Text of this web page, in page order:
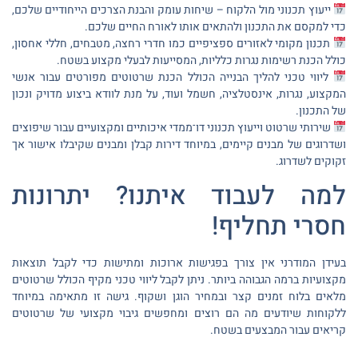
ייעוץ תכנוני מול הלקוח – שיחות עומק והבנת הצרכים הייחודיים שלכם,
כדי למקסם את התכנון ולהתאים אותו לאורח החיים שלכם.
תכנון מקומי לאזורים ספציפיים כמו חדרי רחצה, מטבחים, חללי אחסון,
כולל הכנת רשימות נגרות כלליות, המסייעות לבעלי מקצוע בשטח.
ליווי טכני להליך הבנייה הכולל הכנת שרטוטים מפורטים עבור אנשי
המקצוע, נגרות, אינסטלציה, חשמל ועוד, על מנת לוודא ביצוע מדויק ונכון
של התכנון.
שירותי שרטוט וייעוץ תכנוני דו־ממדי איכותיים ומקצועיים עבור שיפוצים
ושדרוגים של מבנים קיימים, במיוחד דירות קבלן ומבנים שקיבלו אישור אך
זקוקים לשדרוג.
למה לעבוד איתנו? יתרונות
חסרי תחליף!
בעידן המודרני אין צורך בפגישות ארוכות ומתישות כדי לקבל תוצאות
מקצועיות ברמה הגבוהה ביותר. ניתן לקבל ליווי טכני מקיף הכולל שרטוטים
מלאים בלוח זמנים קצר ובמחיר הוגן ושקוף. גישה זו מתאימה במיוחד
ללקוחות שיודעים מה הם רוצים ומחפשים גיבוי מקצועי של שרטוטים
קריאים עבור המבצעים בשטח.